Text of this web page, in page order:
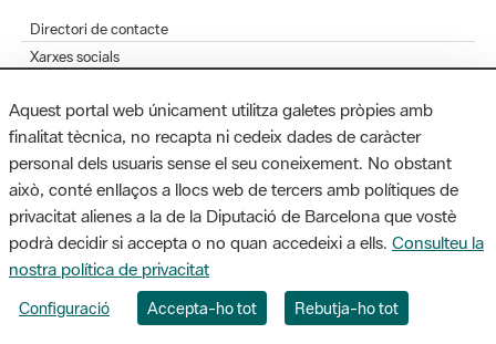
Directori de contacte
Xarxes socials
Bústia de suggeriments
Opineu sobre els parcs
MAPA WEB AVÍS LEGAL ACCESSIBILITAT
Diputació de Barcelona. Edifici Llacuna, 1a planta. Badajoz, 49. 08005
Barcelona. Tel. 934 022 428 / xarxaparcs@diba.cat
Aquest portal web únicament utilitza galetes pròpies amb
finalitat tècnica, no recapta ni cedeix dades de caràcter
personal dels usuaris sense el seu coneixement. No obstant
això, conté enllaços a llocs web de tercers amb polítiques de
privacitat alienes a la de la Diputació de Barcelona que vostè
podrà decidir si accepta o no quan accedeixi a ells. Consulteu la
nostra política de privacitat
Configuració Accepta-ho tot Rebutja-ho tot